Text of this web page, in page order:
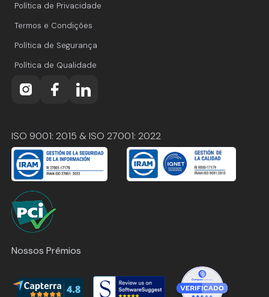
Política de Privacidade
Termos e Condições
Política de Segurança
Política de Qualidade
ISO 9001: 2015 & ISO 27001: 2022
Nossos Prêmios